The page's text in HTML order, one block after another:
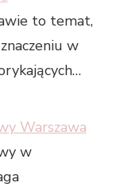
to temat,
w
Warszawa
w